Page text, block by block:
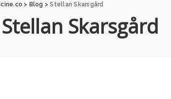
> Blog >Stellan Skarsgård
Stellan Skarsgård